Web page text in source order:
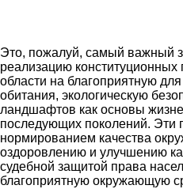
Это, пожалуй, самый важный
реализацию конституционных
области на благоприятную
обитания, экологическую
ландшафтов как основы
последующих поколений. Эти
нормированием качества
оздоровлению и улучшению
судебной защитой права
благоприятную